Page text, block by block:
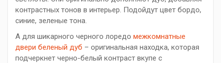
контрастных тонов в интерьер. Подойдут цвет бордо,
синие, зеленые тона.
А для шикарного черного лоредо межкомнатные
двери беленый дуб – оригинальная находка, которая
подчеркнет черно-белый контраст вкупе с